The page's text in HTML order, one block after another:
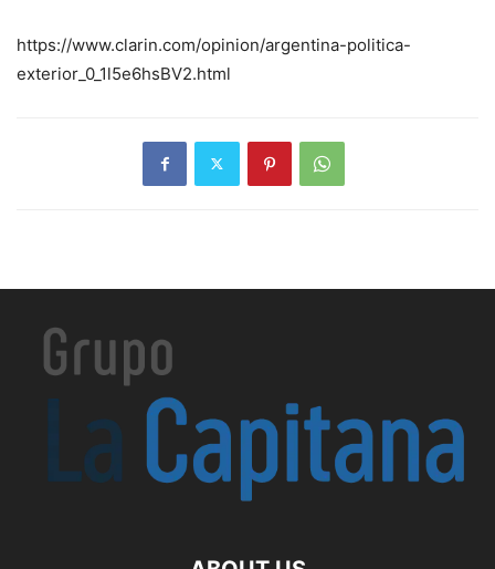
https://www.clarin.com/opinion/argentina-politica-
exterior_0_1l5e6hsBV2.html